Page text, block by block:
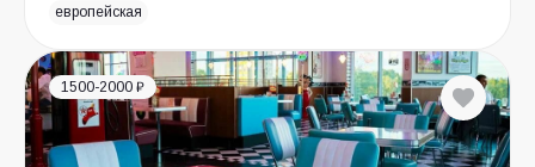
европейская
1500-2000 ₽